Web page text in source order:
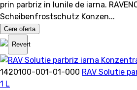
prin parbriz in lunile de iarna.
Scheibenfrostschutz Konzen...
Cere oferta
Revert
1420100-001-01-000 RAV Solutie
1 L